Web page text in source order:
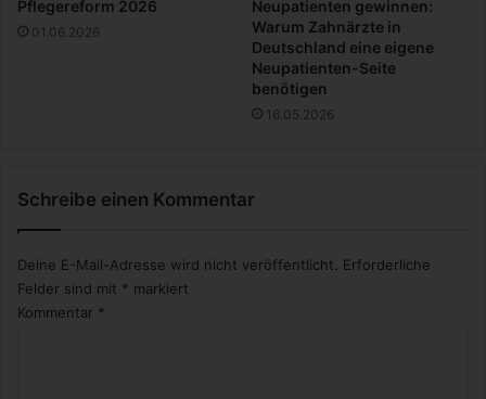
Pflegereform 2026
01.06.2026
Neupatienten gewinnen:
Warum Zahnärzte in
Deutschland eine eigene
Neupatienten-Seite
benötigen
16.05.2026
Schreibe einen Kommentar
Deine E-Mail-Adresse wird nicht veröffentlicht.
Erforderliche
Felder sind mit * markiert
Kommentar *